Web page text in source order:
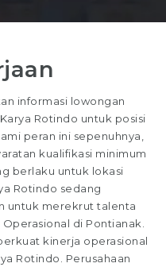
informasi lowongan
Rotindo untuk posisi
peran ini sepenuhnya,
kualifikasi minimum
berlaku untuk lokasi
Rotindo sedang
untuk merekrut talenta
di Pontianak.
kinerja operasional
Rotindo. Perusahaan